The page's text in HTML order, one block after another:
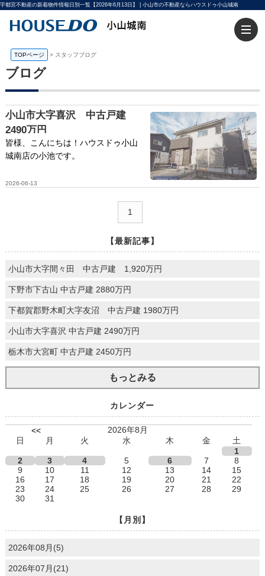
宇都宮不動産の新着物件情報日別一覧【2026年6月13日】 | 小山市の不動産ならハウスドゥ小山城南
TOPページ > スタッフブログ
ブログ
小山市大字喜沢 中古戸建
2490万円
皆様、こんにちは！ハウスドゥ小山
城南店の小池です。
2026-06-13
1
【最新記事】
小山市大字間々田 中古戸建 1,920万円
下野市下古山 中古戸建 2880万円
下都賀郡野木町大字友沼 中古戸建 1980万円
小山市大字喜沢 中古戸建 2490万円
栃木市大宮町 中古戸建 2450万円
もっとみる
カレンダー
<<
2026年8月
日
月 火 水 木 金
土
1
2
3 4 5 6 7
8
9
10 11 12 13 14
15
16
17 18 19 20 21
22
23
24 25 26 27 28
29
30
31
【月別】
2026年08月(5)
2026年07月(21)